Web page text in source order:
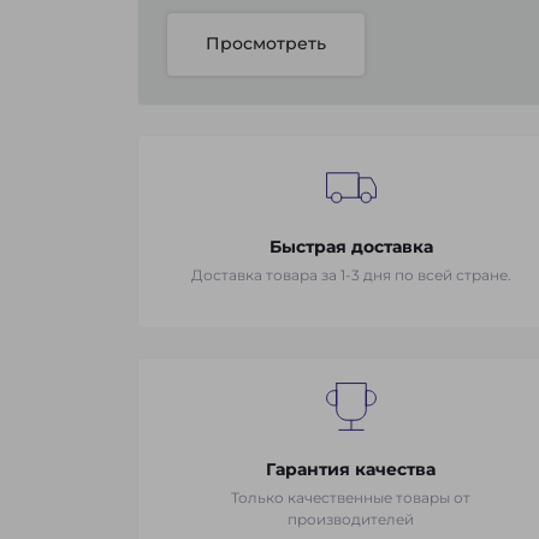
Просмотреть
Быстрая доставка
Доставка товара за 1-3 дня по всей стране.
Гарантия качества
Только качественные товары от
производителей